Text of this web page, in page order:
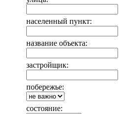
населенный пункт:
название объекта:
застройщик:
побережье:
состояние: